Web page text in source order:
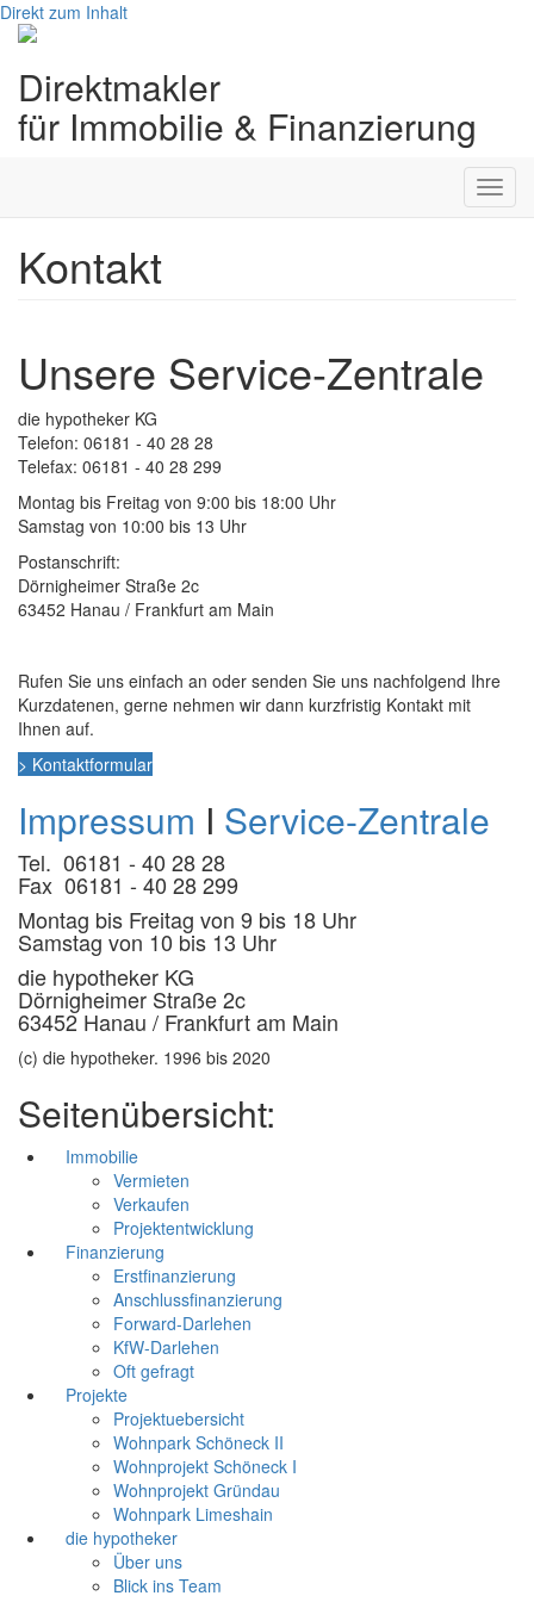
Direkt zum Inhalt
Direktmakler
für Immobilie & Finanzierung
Kontakt
Unsere Service-Zentrale
die hypotheker KG
Telefon: 06181 - 40 28 28
Telefax: 06181 - 40 28 299
Montag bis Freitag von 9:00 bis 18:00 Uhr
Samstag von 10:00 bis 13 Uhr
Postanschrift:
Dörnigheimer Straße 2c
63452 Hanau / Frankfurt am Main
Rufen Sie uns einfach an oder senden Sie uns nachfolgend Ihre
Kurzdatenen, gerne nehmen wir dann kurzfristig Kontakt mit
Ihnen auf.
> Kontaktformular
Impressum I Service-Zentrale
Tel. 06181 - 40 28 28
Fax 06181 - 40 28 299
Montag bis Freitag von 9 bis 18 Uhr
Samstag von 10 bis 13 Uhr
die hypotheker KG
Dörnigheimer Straße 2c
63452 Hanau / Frankfurt am Main
(c) die hypotheker. 1996 bis 2020
Seitenübersicht:
Immobilie
Vermieten
Verkaufen
Projektentwicklung
Finanzierung
Erstfinanzierung
Anschlussfinanzierung
Forward-Darlehen
KfW-Darlehen
Oft gefragt
Projekte
Projektuebersicht
Wohnpark Schöneck II
Wohnprojekt Schöneck I
Wohnprojekt Gründau
Wohnpark Limeshain
die hypotheker
Über uns
Blick ins Team